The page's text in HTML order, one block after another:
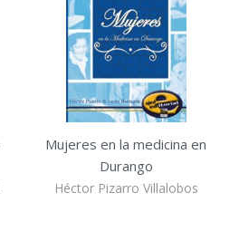
Mujeres en la medicina en
Durango
Héctor Pizarro Villalobos